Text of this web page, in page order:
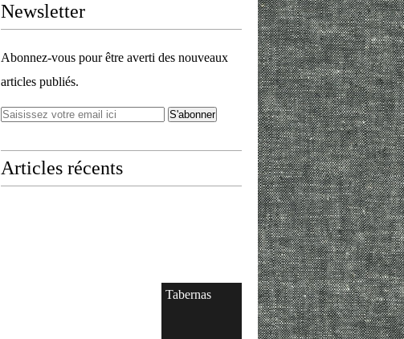
Newsletter
Abonnez-vous pour être averti des nouveaux
articles publiés.
Articles récents
Tabernas